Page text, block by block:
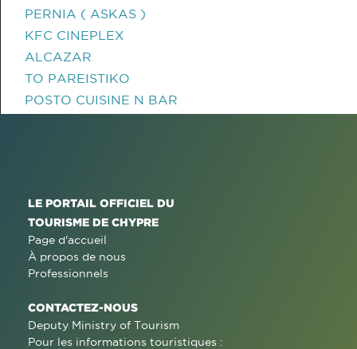
PERNIA ( ASKAS )
KFC CINEPLEX
ALCAZAR
TO PAREISTIKO
POSTO CUISINE N BAR
LE PORTAIL OFFICIEL DU
TOURISME DE CHYPRE
Page d'accueil
À propos de nous
Professionnels
CONTACTEZ-NOUS
Deputy Ministry of Tourism
Pour les informations touristiques :